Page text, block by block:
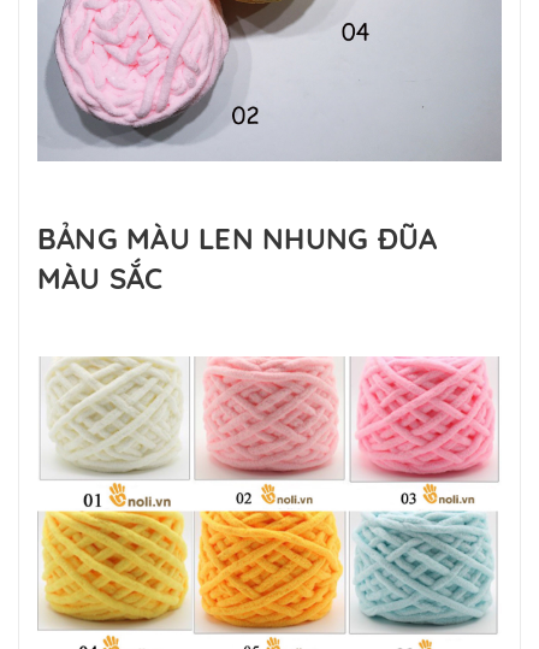
BẢNG MÀU LEN NHUNG ĐŨA
MÀU SẮC